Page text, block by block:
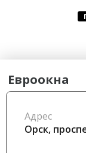
Евроокна
Адрес
Орск,